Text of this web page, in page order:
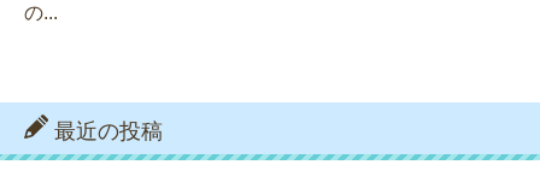
の...
最近の投稿